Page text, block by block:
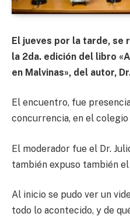
El jueves por la tarde, se
la 2da. edición del libro
en Malvinas», del autor,
El encuentro, fue
concurrencia, en el
El moderador fue el Dr.
también expuso también
Al inicio se pudo ver un
todo lo acontecido, y de